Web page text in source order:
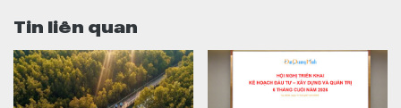
Tin liên quan